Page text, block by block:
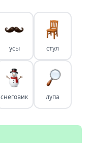
усы стул
снеговик лупа